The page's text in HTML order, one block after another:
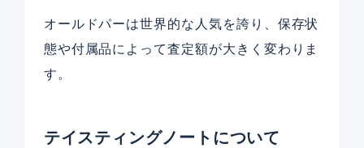
オールドパーは世界的な人気を誇り、保存状
態や付属品によって査定額が大きく変わりま
す。
テイスティングノートについて